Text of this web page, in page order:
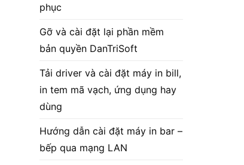
phục
Gỡ và cài đặt lại phần mềm
bản quyền DanTriSoft
Tải driver và cài đặt máy in bill,
in tem mã vạch, ứng dụng hay
dùng
Hướng dẫn cài đặt máy in bar –
bếp qua mạng LAN